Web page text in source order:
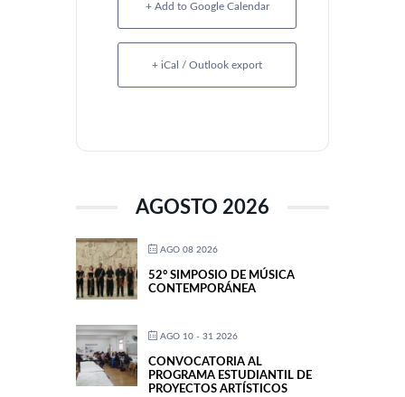
+ Add to Google Calendar
+ iCal / Outlook export
AGOSTO 2026
AGO 08 2026
52° SIMPOSIO DE MÚSICA
CONTEMPORÁNEA
AGO 10 - 31 2026
CONVOCATORIA AL
PROGRAMA ESTUDIANTIL DE
PROYECTOS ARTÍSTICOS